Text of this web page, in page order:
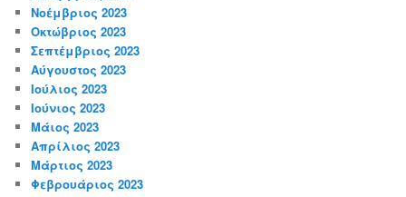
Νοέμβριος 2023
Οκτώβριος 2023
Σεπτέμβριος 2023
Αύγουστος 2023
Ιούλιος 2023
Ιούνιος 2023
Μάιος 2023
Απρίλιος 2023
Μάρτιος 2023
Φεβρουάριος 2023